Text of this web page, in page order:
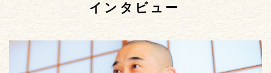
インタビュー